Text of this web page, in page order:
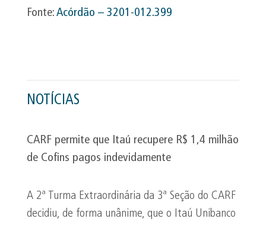
Fonte: Acórdão – 3201-012.399
NOTÍCIAS
CARF permite que Itaú recupere R$ 1,4 milhão
de Cofins pagos indevidamente
A 2ª Turma Extraordinária da 3ª Seção do CARF
decidiu, de forma unânime, que o Itaú Unibanco